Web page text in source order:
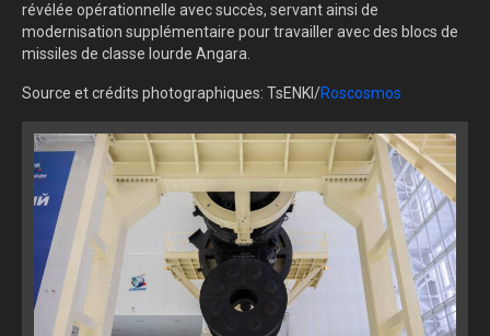
révélée opérationnelle avec succès, servant ainsi de
modernisation supplémentaire pour travailler avec des blocs de
missiles de classe lourde Angara.
Source et crédits photographiques: TsENKI/Roscosmos